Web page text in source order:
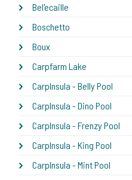
Bel'ecaille
Boschetto
Boux
Carpfarm Lake
CarpInsula - Belly Pool
CarpInsula - Dino Pool
CarpInsula - Frenzy Pool
CarpInsula - King Pool
CarpInsula - Mint Pool